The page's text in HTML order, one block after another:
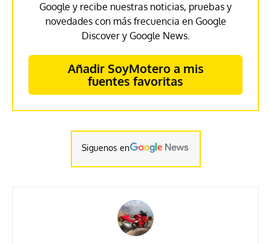
Google y recibe nuestras noticias, pruebas y
novedades con más frecuencia en Google
Discover y Google News.
Añadir SoyMotero a mis
fuentes favoritas
Siguenos en